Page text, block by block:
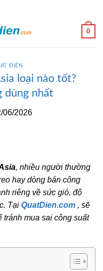
0
ĐIỆN
loại nào tốt?
dùng nhất
06/2026
, nhiều người thường
hay dòng bán công
riêng về sức gió, độ
Tại QuatDien.com , sẽ
mua sai công suất